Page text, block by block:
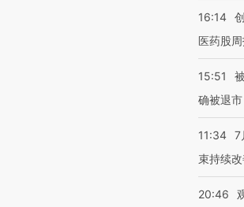
16:14
医药股
15:51
确被退市
11:34 7
束持续
20:46